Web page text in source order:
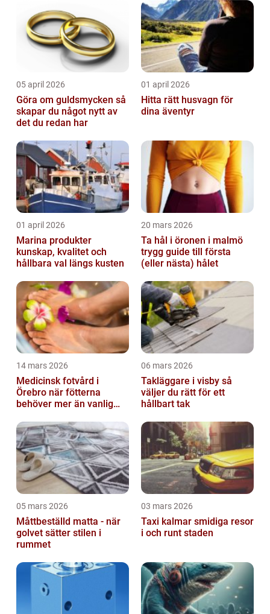
05 april 2026
Göra om guldsmycken så
skapar du något nytt av
det du redan har
01 april 2026
Hitta rätt husvagn för
dina äventyr
01 april 2026
Marina produkter
kunskap, kvalitet och
hållbara val längs kusten
20 mars 2026
Ta hål i öronen i malmö
trygg guide till första
(eller nästa) hålet
14 mars 2026
Medicinsk fotvård i
Örebro när fötterna
behöver mer än vanlig
06 mars 2026
Takläggare i visby så
väljer du rätt för ett
hållbart tak
05 mars 2026
Måttbeställd matta - när
golvet sätter stilen i
rummet
03 mars 2026
Taxi kalmar smidiga resor
i och runt staden